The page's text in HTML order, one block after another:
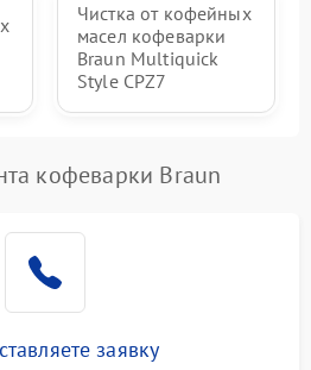
Чистка от кофейных
масел кофеварки
Braun Multiquick
Style CPZ7
кофеварки Braun
заявку